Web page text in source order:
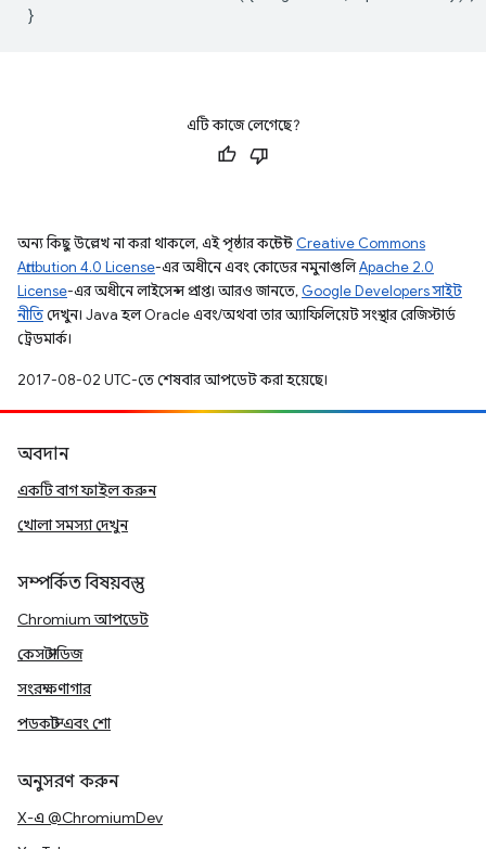
}
এটি কাজে লেগেছে?
অন্য কিছু উল্লেখ না করা থাকলে, এই পৃষ্ঠার কন্টেন্ট Creative Commons
Attribution 4.0 License-এর অধীনে এবং কোডের নমুনাগুলিApache 2.0
License-এর অধীনে লাইসেন্স প্রাপ্ত। আরও জানতে, Google Developers সাইট
নীতিদেখুন। Java হল Oracle এবং/অথবা তার অ্যাফিলিয়েট সংস্থার রেজিস্টার্ড
ট্রেডমার্ক।
2017-08-02 UTC-তে শেষবার আপডেট করা হয়েছে।
অবদান
একটি বাগ ফাইল করুন
খোলা সমস্যা দেখুন
সম্পর্কিত বিষয়বস্তু
Chromium আপডেট
কেস স্টাডিজ
সংরক্ষণাগার
পডকাস্ট এবং শো
অনুসরণ করুন
X-এ @ChromiumDev